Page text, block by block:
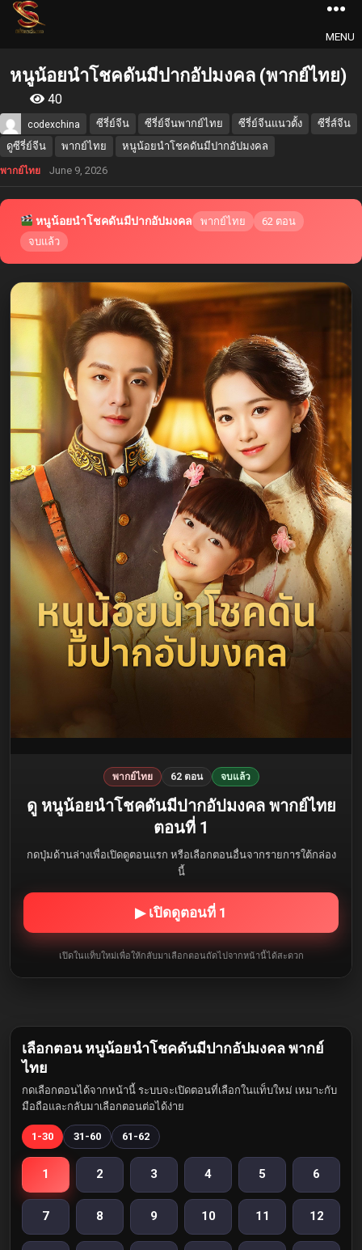
MENU
หนูน้อยนำโชคดันมีปากอัปมงคล (พากย์ไทย)
40
codexchina ซีรี่ย์จีน ซีรี่ย์จีนพากย์ไทย ซีรี่ย์จีนแนวตั้ง
ซีรี่ส์จีน
ดูซีรี่ย์จีน
พากย์ไทย หนูน้อยนำโชคดันมีปากอัปมงคล
พากย์ไทย June 9, 2026
หนูน้อยนำโชคดันมีปากอัปมงคล พากย์ไทย
62 ตอน
จบแล้ว
พากย์ไทย 62 ตอน จบแล้ว
ดู หนูน้อยนำโชคดันมีปากอัปมงคล พากย์ไทย
ตอนที่ 1
กดปุ่มด้านล่างเพื่อเปิดดูตอนแรก หรือเลือกตอนอื่นจากรายการใต้กล่อง
นี้
▶ เปิดดูตอนที่ 1
เปิดในแท็บใหม่เพื่อให้กลับมาเลือกตอนถัดไปจากหน้านี้ได้สะดวก
เลือกตอน หนูน้อยนำโชคดันมีปากอัปมงคล พากย์
ไทย
กดเลือกตอนได้จากหน้านี้ ระบบจะเปิดตอนที่เลือกในแท็บใหม่ เหมาะกับ
มือถือและกลับมาเลือกตอนต่อได้ง่าย
1-30 31-60 61-62
1 2 3 4 5 6
7 8 9 10 11 12